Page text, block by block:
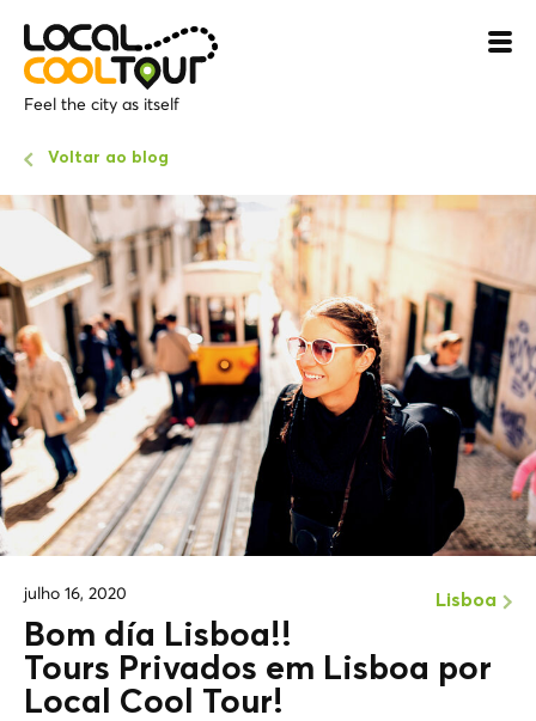
Feel the city as itself
Voltar ao blog
julho 16, 2020 Lisboa
Bom día Lisboa!!
Tours Privados em Lisboa por
Local Cool Tour!